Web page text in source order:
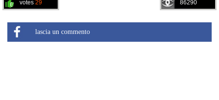
86290
votes 29
lascia un commento